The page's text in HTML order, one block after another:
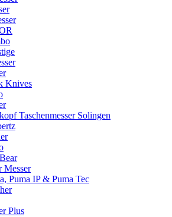
Knives
Taschenmesser Solingen
Messer
Puma IP & Puma Tec
Plus